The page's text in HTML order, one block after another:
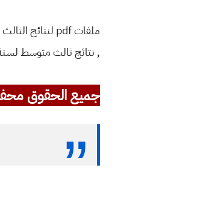
, نتائج ثالث متوسط لسنة الدراسية
جميع الحقوق